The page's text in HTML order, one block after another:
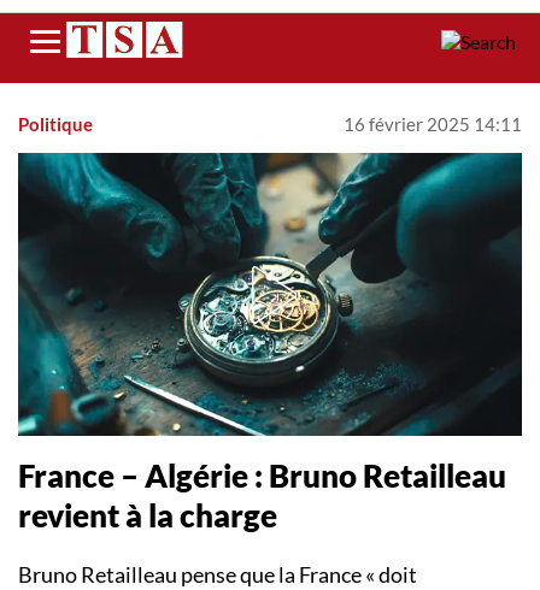
Menu
Politique 16 février 2025 14:11
France – Algérie : Bruno Retailleau
revient à la charge
Bruno Retailleau pense que la France « doit